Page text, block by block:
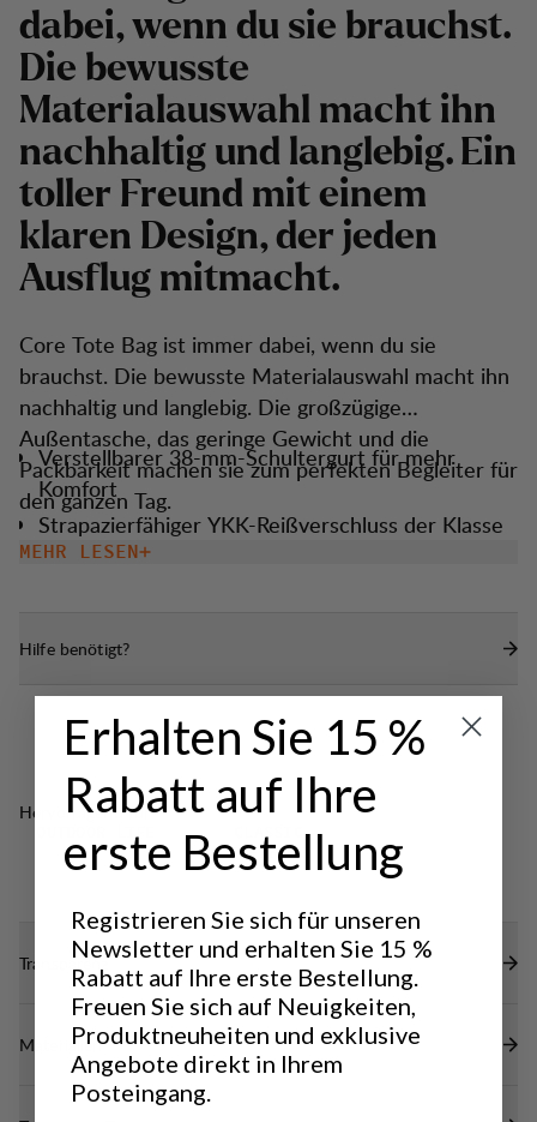
dabei, wenn du sie brauchst.
Die bewusste
Materialauswahl macht ihn
nachhaltig und langlebig. Ein
toller Freund mit einem
klaren Design, der jeden
Ausflug mitmacht.
Core Tote Bag ist immer dabei, wenn du sie
brauchst. Die bewusste Materialauswahl macht ihn
nachhaltig und langlebig. Die großzügige
Außentasche, das geringe Gewicht und die
Packbarkeit machen sie zum perfekten Begleiter für
den ganzen Tag.
Verstellbarer 38-mm-Schultergurt für mehr
Komfort
Strapazierfähiger YKK-Reißverschluss der Klasse
10 am Hauptfach für problemlosen jahrelangen
Schlüsselclip
MEHR LESEN
Hilfe benötigt?
Hervorragend für
OUTDOOR LIFE
CLASSIC
TREKKING
Transparenz
Materialien
Erhalten Sie 15 %
Rabatt auf Ihre
erste Bestellung
Registrieren Sie sich für unseren
Newsletter und erhalten Sie 15 %
Rabatt auf Ihre erste Bestellung.
Freuen Sie sich auf Neuigkeiten,
Produktneuheiten und exklusive
Angebote direkt in Ihrem
Posteingang.